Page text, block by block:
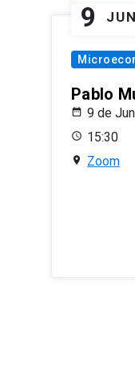
9 JUN
Pablo
9 de
15:30
Zoom